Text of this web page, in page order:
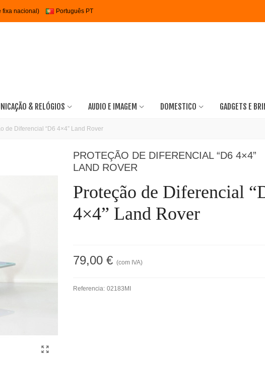
fixa nacional) Português PT
& RELÓGIOS AUDIO E IMAGEM DOMESTICO GADGETS E
de Diferencial “D6 4×4” Land Rover
PROTEÇÃO DE DIFERENCIAL “D6 4×4”
LAND ROVER
Proteção de Diferencial
4×4” Land Rover
79,00 € (com IVA)
Referencia: 02183MI